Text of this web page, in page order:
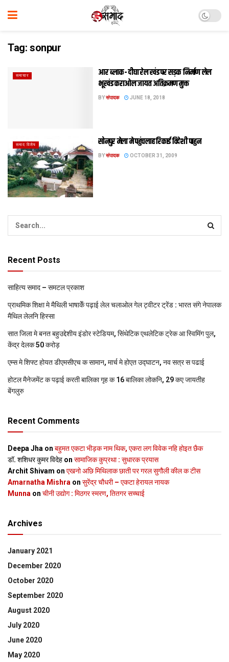
Tag: sonpur
समाचार
आर ब्लाक- दीघा रेल खंड पर सड़क निर्माण लेल
भूखंड कराओल जायत अतिक्रमण मुक्त
BYसंपादक JUNE 18, 2018
समाद विशेष सोनपुर मेला मे पहुंचलाह रिकार्ड विदेशी पाहुन
BYसंपादक OCTOBER 31, 2009
Recent Posts
साहित्य समाद – समटल प्रकाश
प्राथमिक शि‍क्षा मे मैथि‍ली भाषाकेँ पढ़ाई लेल चलाओल गेल ट्वीटर ट्रेंड : भारत संगे नेपालक
मैथिल लेलनि हिस्सा
सात जिला मे बनत बहुउद्देशीय इंडोर स्‍टेडि‍यम, सिंथेटिक एथलेटिक ट्रेक आ स्विमिंग पुल,
केंद्र देलक 50 करोड़
एम्स मे शिफ्ट होयत डीएमसीएच क सामान, मार्च मे होएत उद्घाटन, नव सत्र स पढाई
होटल मैनेजमेंट क पढ़ाई करती बालिका गृह क 16 बालिका लोकनि, 29 कए जायतीह
बेंगलुरु
Recent Comments
Deepa Jha on बहुमत एकटा भीड़क नाम थिक, एकरा लग विवेक नहि होइत छैक
डॉ. शशिधर कुमर विदेह on सामाजिक कुप्रथा : सुधारक प्रयास
Archit Shivam on एखनो अछि मिथिलाक छाती पर गरल सुगौली कील क टीस
Amarnatha Mishra on सुरेंद्र चौधरी – एकटा हेरायल नायक
Munna on चीनी उद्योग : मिठगर स्‍मरण, तितगर सच्‍चाई
Archives
January 2021
December 2020
October 2020
September 2020
August 2020
July 2020
June 2020
May 2020